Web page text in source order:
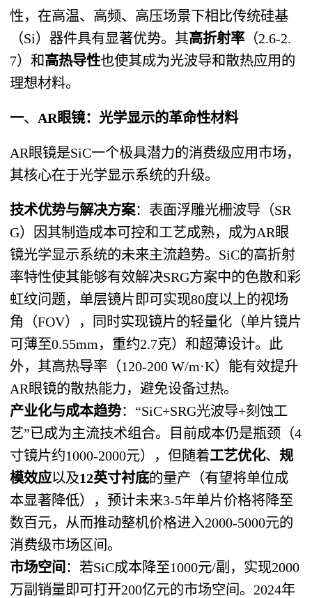
性，在高温、高频、高压场景下相比传统硅基
（Si）器件具有显著优势。其高折射率​（2.6-2.
7）和高热导性也使其成为光波导和散热应用的
理想材料。
一、 AR眼镜：光学显示的革命性材料
AR眼镜是SiC一个极具潜力的消费级应用市场，
其核心在于光学显示系统的升级。
技术优势与解决方案​：表面浮雕光栅波导（SR
G）因其制造成本可控和工艺成熟，成为AR眼
镜光学显示系统的未来主流趋势。SiC的高折射
率特性使其能够有效解决SRG方案中的色散和彩
虹纹问题，单层镜片即可实现80度以上的视场
角（FOV），同时实现镜片的轻量化（单片镜片
可薄至0.55mm，重约2.7克）和超薄设计。此
外，其高热导率（120-200 W/m·K）能有效提升
AR眼镜的散热能力，避免设备过热。
产业化与成本趋势​：“SiC+SRG光波导+刻蚀工
艺”已成为主流技术组合。目前成本仍是瓶颈（4
寸镜片约1000-2000元），但随着工艺优化、规
模效应以及12英寸衬底的量产（有望将单位成
本显著降低），预计未来3-5年单片价格将降至
数百元，从而推动整机价格进入2000-5000元的
消费级市场区间。
市场空间 ​：若SiC成本降至1000元/副，实现2000
万副销量即可打开200亿元的市场空间。2024年